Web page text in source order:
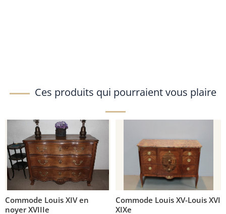
Ces produits qui pourraient vous plaire
Commode Louis XIV en
noyer XVIIIe
Commode Louis XV-Louis XVI
XIXe